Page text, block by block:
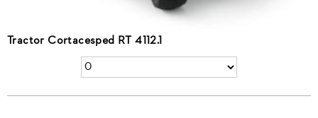
Tractor Cortacesped RT 4112.1